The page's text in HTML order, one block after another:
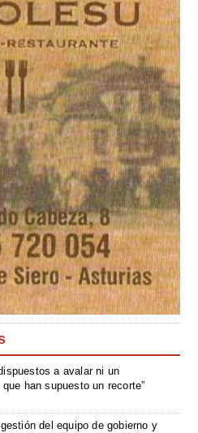
a avalar ni un
han supuesto un recorte”
del equipo de gobierno y